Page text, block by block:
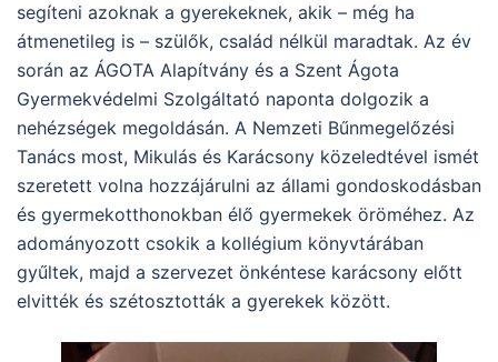
segíteni azoknak a gyerekeknek, akik – még ha
átmenetileg is – szülők, család nélkül maradtak. Az év
során az ÁGOTA Alapítvány és a Szent Ágota
Gyermekvédelmi Szolgáltató naponta dolgozik a
nehézségek megoldásán. A Nemzeti Bűnmegelőzési
Tanács most, Mikulás és Karácsony közeledtével ismét
szeretett volna hozzájárulni az állami gondoskodásban
és gyermekotthonokban élő gyermekek öröméhez. Az
adományozott csokik a kollégium könyvtárában
gyűltek, majd a szervezet önkéntese karácsony előtt
elvitték és szétosztották a gyerekek között.